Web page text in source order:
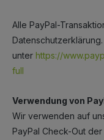
Alle PayPal-
unter https://
full
Verwendung von
Wir verwenden auf
PayPal Check-Out der